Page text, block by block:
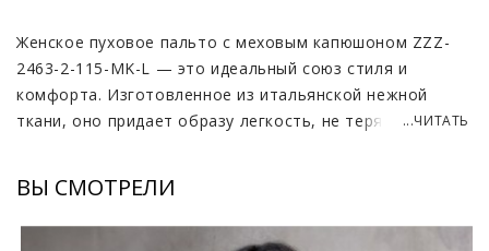
Женское пуховое пальто с меховым капюшоном ZZZ-
2463-2-115-MK-L — это идеальный союз стиля и
комфорта. Изготовленное из итальянской нежной
ткани, оно придает образу легкость, не теряя при
садится по фигуре, создавая элегантный силуэт,
который подчеркивает женственность.
...ЧИТАТЬ
ВЫ СМОТРЕЛИ